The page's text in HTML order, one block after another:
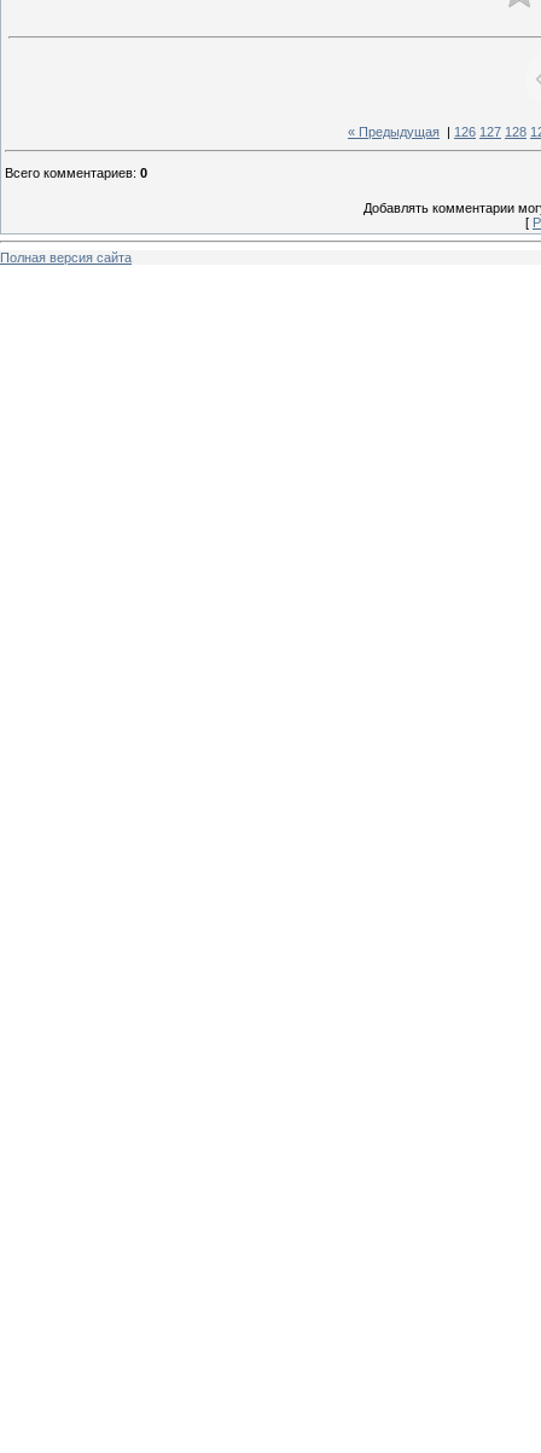
« Предыдущая 126 127 128
Всего комментариев: 0
Добавлять комментарии
[
Полная версия сайта